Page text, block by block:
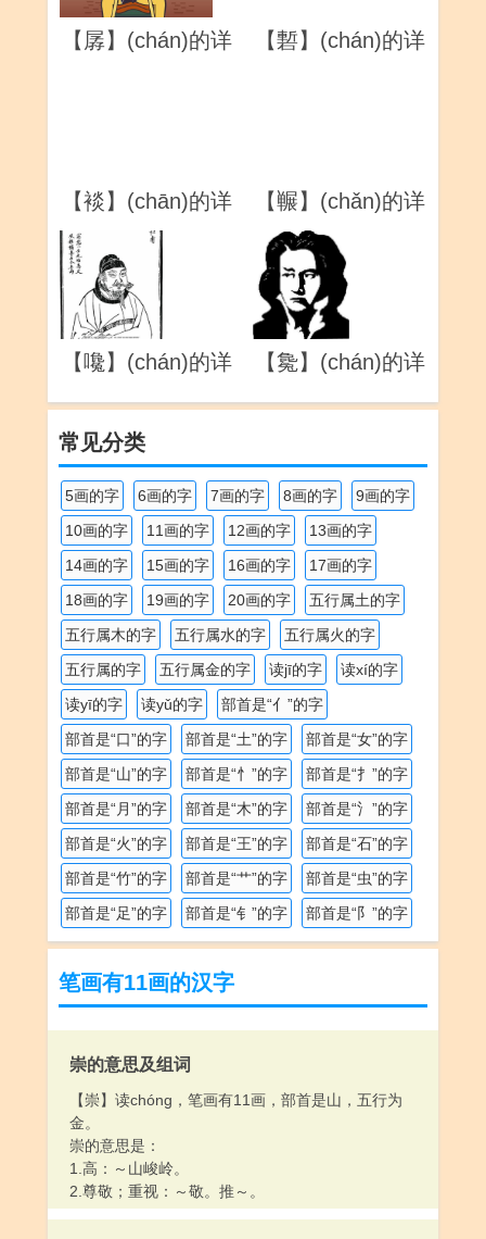
【孱】(chán)的详
【磛】(chán)的详
【裧】(chān)的详
解
【冁】(chǎn)的详
【嚵】(chán)的详
【毚】(chán)的详
常见分类
5画的字 6画的字 7画的字 8画的字
9画的字
10画的字
11画的字 12画的字
13画的字
14画的字
15画的字 16画的字
17画的字
18画的字
19画的字 20画的字
五行属土的字
五行属木的字
五行属水的字
五行属火的字
五行属的字
五行属金的字 读jī的字
读xí的字
读yī的字
读yǔ的字
部首是“亻”的字
部首是“口”的字
部首是“土”的字
部首是“女”的字
部首是“山”的字
部首是“忄”的字
部首是“扌”的字
部首是“月”的字
部首是“木”的字
部首是“氵”的字
部首是“火”的字
部首是“王”的字
部首是“石”的字
部首是“竹”的字
部首是“艹”的字
部首是“虫”的字
部首是“足”的字
部首是“钅”的字 部首是“阝”的字
笔画有11画的汉字
崇的意思及组词
【崇】读chóng，笔画有11画，部首是山，五行为
金。
崇的意思是：
1.高：～山峻岭。
2.尊敬；重视：～敬。推～。